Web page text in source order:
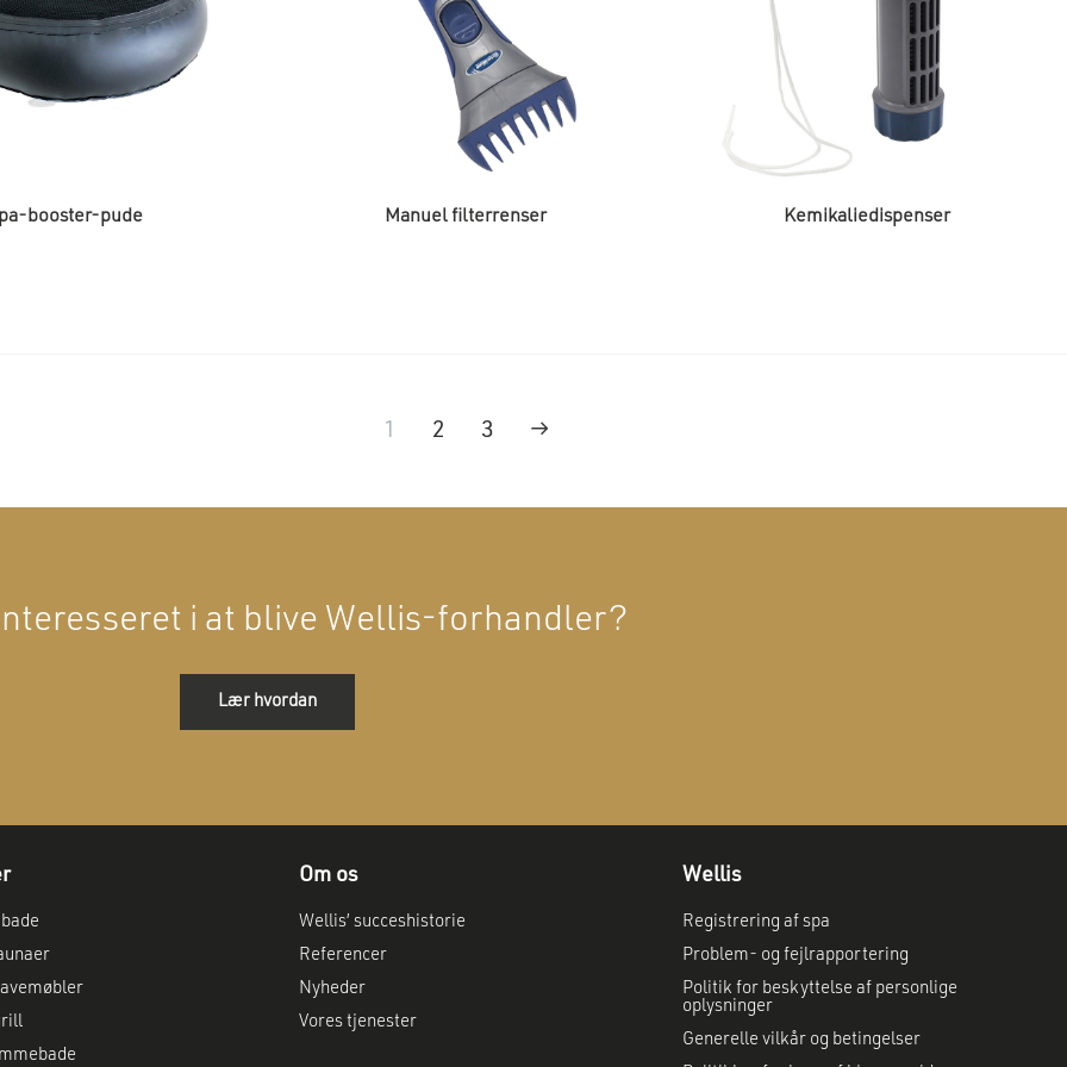
booster-pude Manuel filterrenser Kemikaliedispenser
1 2 3 →
i at blive Wellis-forhandler?
Lær hvordan
Om os
Wellis’ succeshistorie
Referencer
Nyheder
Vores tjenester
Wellis
Registrering af spa
Problem- og fejlrapportering
Politik for beskyttelse af personlige
oplysninger
Generelle vilkår og betingelser